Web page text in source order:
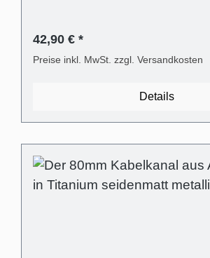
Titanium seidenmatt metallic
aus Aluminium- 1 Stk.
gängigsten Wandarten- Kreuzschlitz
Aluminium- Träger Kunststoff
flexibel- Außenmaß: (B):80mm
Innenmaß (Kabelschacht): 28mm x
42,90 € *
Preise inkl. MwSt. zzgl. Versandkosten
Details